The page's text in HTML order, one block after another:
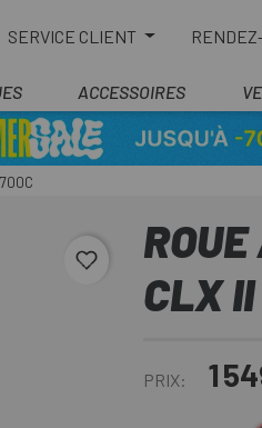
SERVICE CLIENT
ACCESSOIRES
favorite_border
CLX
PRIX: 1